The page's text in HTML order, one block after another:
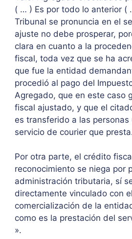
( … ) Es por todo lo anterior (
Tribunal se pronuncia en el
ajuste no debe prosperar,
clara en cuanto a la
fiscal, toda vez que se ha
que fue la entidad
procedió al pago del
Agregado, que en este caso
fiscal ajustado, y que el
es transferido a las personas
servicio de courier que
Por otra parte, el crédito
reconocimiento se niega por
administración tributaria, sí
directamente vinculado con
comercialización de la
como es la prestación del
».